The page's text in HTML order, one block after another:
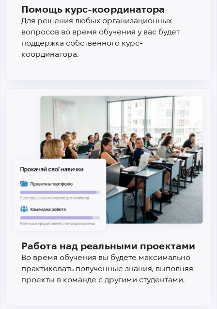
Помощь курс-координатора
Для решения любых организационных
вопросов во время обучения у вас будет
поддержка собственного курс-
координатора.
Работа над реальными проектами
Во время обучения вы будете максимально
практиковать полученные знания, выполняя
проекты в команде с другими студентами.